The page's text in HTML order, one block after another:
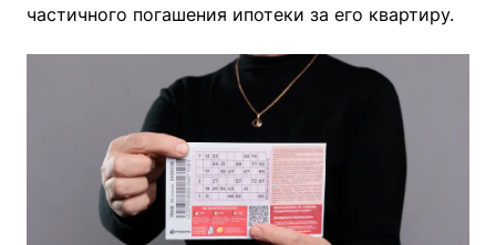
частичного погашения ипотеки за его квартиру.